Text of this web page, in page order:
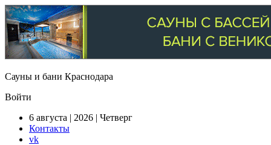
Сауны и бани Краснодара
Войти
6 августа | 2026 | Четверг
Контакты
vk